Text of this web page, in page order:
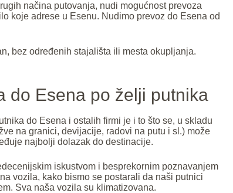
načina putovanja, nudi mogućnost prevoza
koje adrese u Esenu. Nudimo prevoz do Esena od
bez određenih stajališta ili mesta okupljanja.
do Esena po želji putnika
do Esena i ostalih firmi je i to što se, u skladu
na granici, devijacije, radovi na putu i sl.) može
najbolji dolazak do destinacije.
iskustvom i besprekornim poznavanjem
vozila, kako bismo se postarali da naši putnici
Sva naša vozila su klimatizovana.